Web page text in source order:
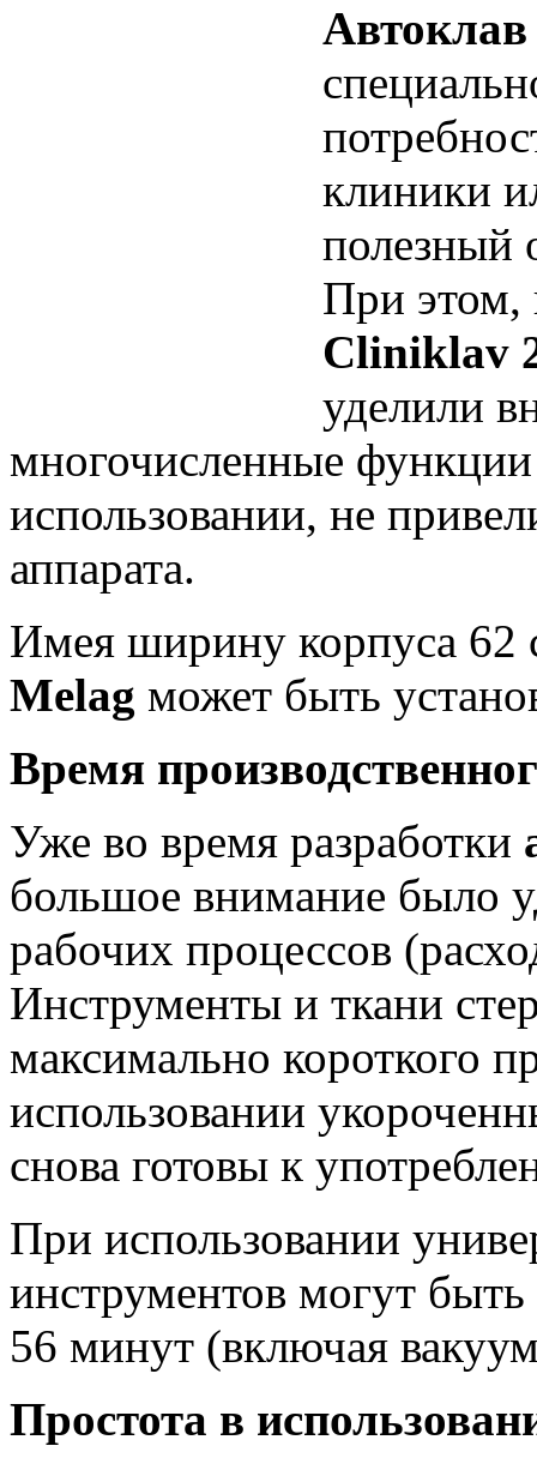
клиники
полезный
При этом,
Cliniklav
уделили
многочисленные
использовании, не
аппарата.
Имея ширину корпуса
Melag может быть
Время
Уже во время разработки
большое внимание было
рабочих процессов
Инструменты и ткани
максимально короткого
использовании
снова готовы к
При использовании
инструментов могут
56 минут (включая
Простота в